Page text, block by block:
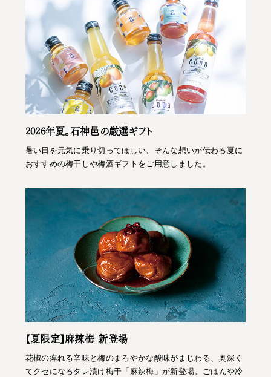
2026年夏。石神邑の厳選ギフト
暑い日を元気に乗り切ってほしい、そんな想いが伝わる夏に
おすすめの梅干しや梅酒ギフトをご用意しました。
【夏限定】麻辣梅 新登場
花椒の痺れる辛味と梅のまろやかな酸味がまじわる、奥深く
てクセになるタレ漬け梅干「麻辣梅」が新登場。ごはんや冷